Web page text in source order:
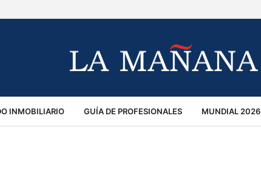
INMOBILIARIO GUÍA DE PROFESIONALES MUNDIAL 2026